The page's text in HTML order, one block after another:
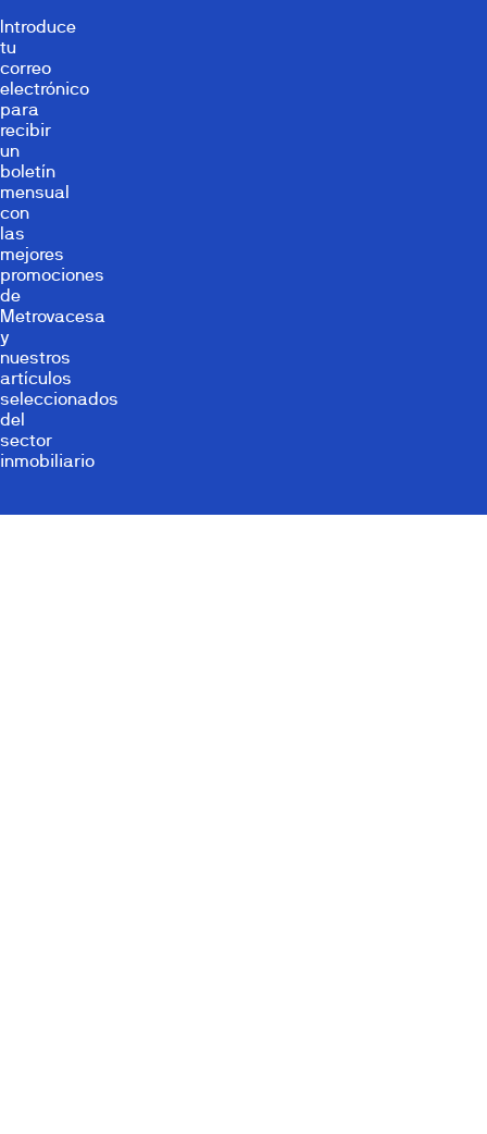
Introduce
tu
correo
electrónico
para
recibir
un
boletín
mensual
con
las
mejores
promociones
de
Metrovacesa
y
nuestros
artículos
seleccionados
del
sector
inmobiliario